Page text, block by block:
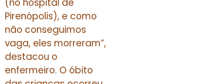
Pirenópolis), e como
não conseguimos
vaga, eles morreram”,
destacou o
enfermeiro. O óbito